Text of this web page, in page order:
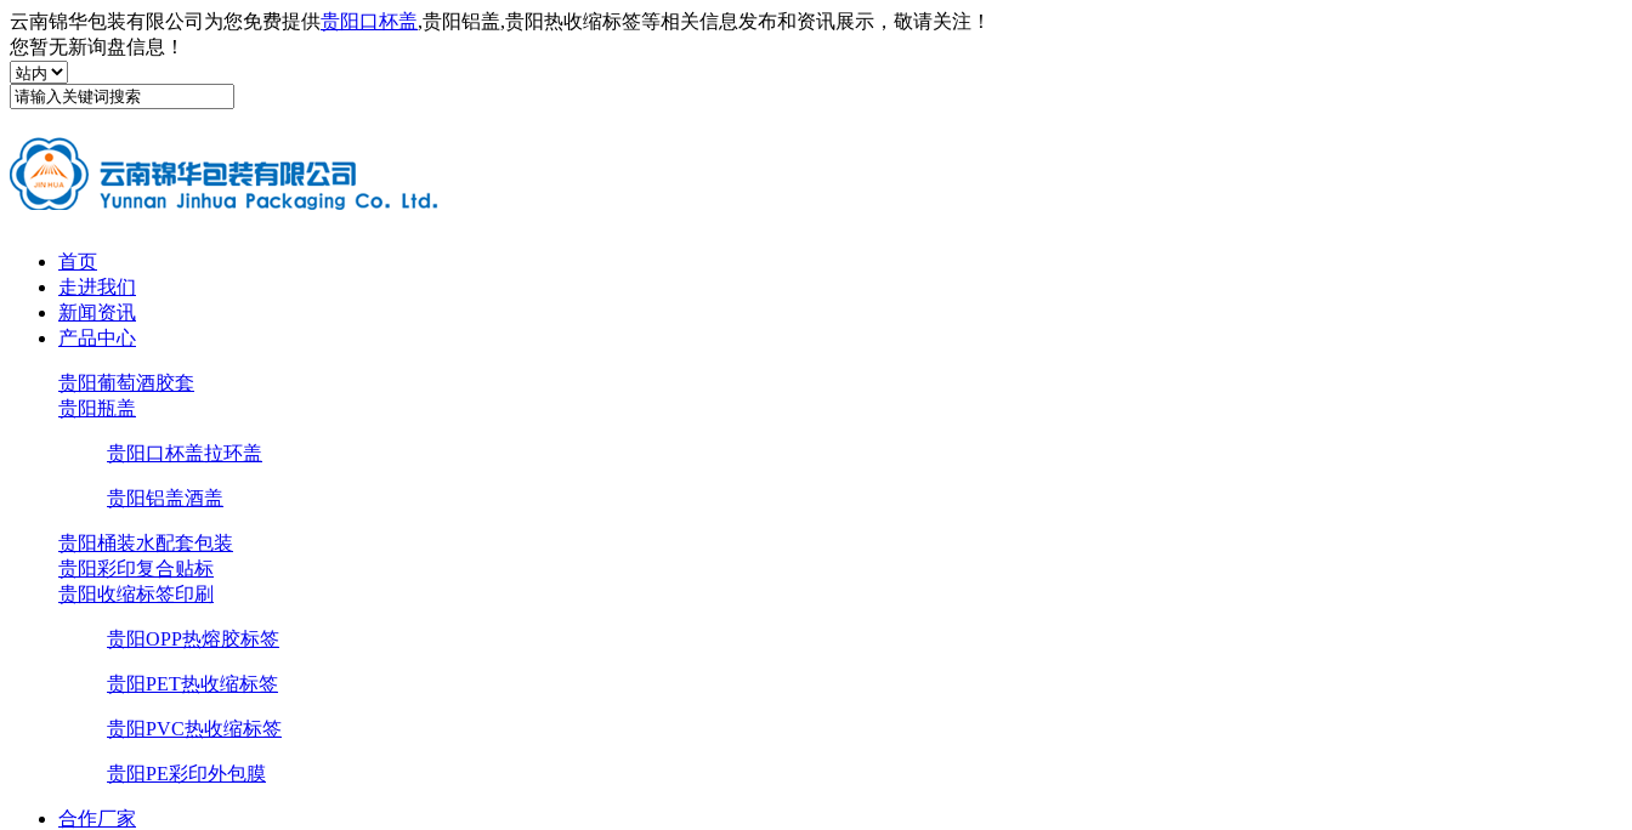
云南锦华包装有限公司为您免费提供贵阳口杯盖,贵阳铝盖,贵阳热收缩标签等相关信息发布和资讯展示，敬请关注！
您暂无新询盘信息！
首页
走进我们
新闻资讯
产品中心
贵阳葡萄酒胶套
贵阳瓶盖
贵阳口杯盖拉环盖
贵阳铝盖酒盖
贵阳桶装水配套包装
贵阳彩印复合贴标
贵阳收缩标签印刷
贵阳OPP热熔胶标签
贵阳PET热收缩标签
贵阳PVC热收缩标签
贵阳PE彩印外包膜
合作厂家